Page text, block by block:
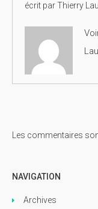
écrit parThierry
Les commentaires
NAVIGATION
Archives